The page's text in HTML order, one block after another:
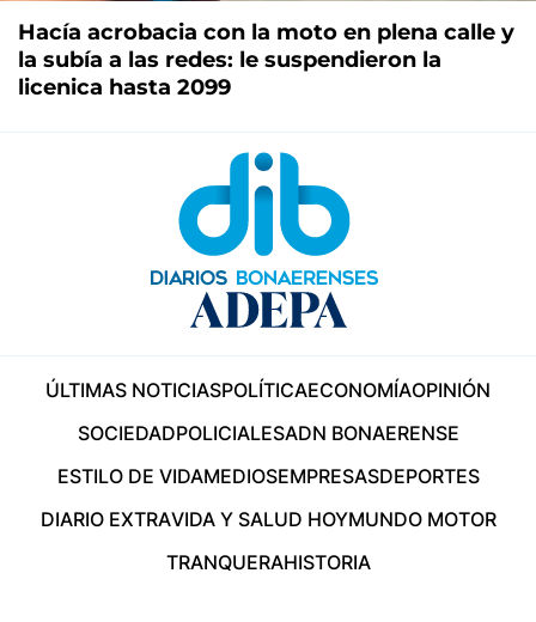
Hacía acrobacia con la moto en plena calle y
la subía a las redes: le suspendieron la
licenica hasta 2099
ÚLTIMAS NOTICIASPOLÍTICAECONOMÍAOPINIÓN
SOCIEDADPOLICIALESADN BONAERENSE
ESTILO DE VIDAMEDIOSEMPRESASDEPORTES
DIARIO EXTRAVIDA Y SALUD HOYMUNDO MOTOR
TRANQUERAHISTORIA